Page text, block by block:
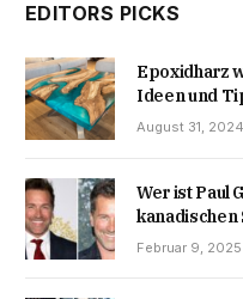
EDITORS PICKS
Epoxidharz
Ideen und
August 31, 2024
Wer ist Paul
kanadischen
Februar 9, 2025